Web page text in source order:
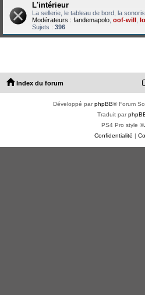
L'intérieur
La sellerie, le tableau de bord, la
Modérateurs : fandemapolo oof-will
Sujets : 396
Index du forum
Développé parphpBB® Forum
Traduit par
PS4 Pro style ©
Confidentialité |